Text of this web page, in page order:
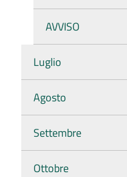
AVVISO
Luglio
Agosto
Settembre
Ottobre